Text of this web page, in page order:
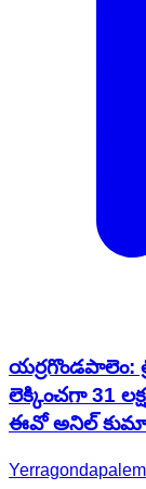
యర్రగొండపాలెం:
లెక్కించగా 31
ఈవో అనిల్